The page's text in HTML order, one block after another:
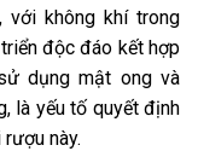
không khí trong
độc đáo kết hợp
dụng mật ong và
là yếu tố quyết định
này.